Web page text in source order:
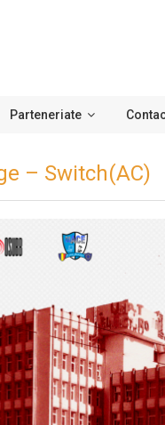
Parteneriate
– Switch(AC)